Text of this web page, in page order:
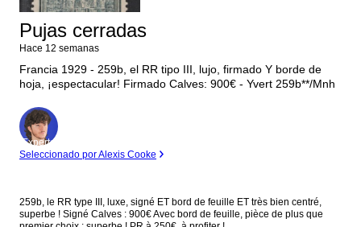
Pujas cerradas
Hace 12 semanas
Francia 1929 - 259b, el RR tipo III, lujo, firmado Y borde de
hoja, ¡espectacular! Firmado Calves: 900€ - Yvert 259b**/Mnh
Experto
Seleccionado por Alexis Cooke
259b, le RR type III, luxe, signé ET bord de feuille ET très bien centré,
superbe ! Signé Calves : 900€ Avec bord de feuille, pièce de plus que